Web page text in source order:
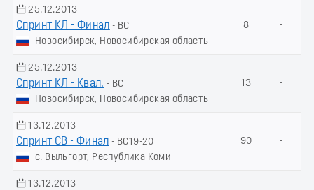
25.12.2013
Спринт КЛ - Финал - ВС
Новосибирск, Новосибирская область
8 -
25.12.2013
Спринт КЛ - Квал. - ВС
Новосибирск, Новосибирская область
13 -
13.12.2013
Спринт СВ - Финал - ВС19-20
с. Выльгорт, Республика Коми
90 -
13.12.2013